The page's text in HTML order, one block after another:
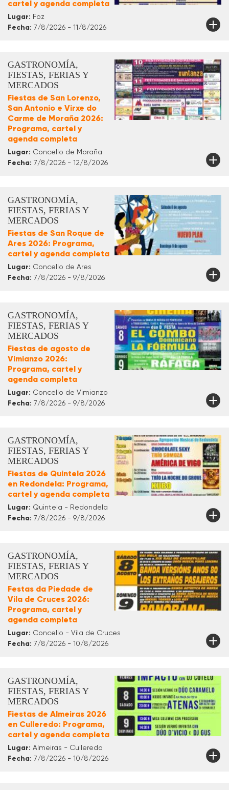
cartel y agenda completa
Lugar: Foz
Fecha: 7/8/2026 - 11/8/2026
GASTRONOMÍA,
FIESTAS, FERIAS Y
MERCADOS
Fiestas de San Lorenzo,
San Antonio e Virxe do
Carme de Moraña 2026:
Programa, cartel y
agenda completa
Lugar: Concello de Moraña
Fecha: 7/8/2026 - 12/8/2026
GASTRONOMÍA,
FIESTAS, FERIAS Y
MERCADOS
Fiestas de San Roque de
Ares 2026: Programa,
cartel y agenda completa
Lugar: Concello de Ares
Fecha: 7/8/2026 - 9/8/2026
GASTRONOMÍA,
FIESTAS, FERIAS Y
MERCADOS
Fiestas de agosto de
Vimianzo 2026:
Programa, cartel y
agenda completa
Lugar: Concello de Vimianzo
Fecha: 7/8/2026 - 9/8/2026
GASTRONOMÍA,
FIESTAS, FERIAS Y
MERCADOS
Fiestas de Quintela 2026
en Redondela: Programa,
cartel y agenda completa
Lugar: Quintela - Redondela
Fecha: 7/8/2026 - 9/8/2026
GASTRONOMÍA,
FIESTAS, FERIAS Y
MERCADOS
Festas da Piedade de
Vila de Cruces 2026:
Programa, cartel y
agenda completa
Lugar: Concello - Vila de Cruces
Fecha: 7/8/2026 - 10/8/2026
GASTRONOMÍA,
FIESTAS, FERIAS Y
MERCADOS
Fiestas de Almeiras 2026
en Culleredo: Programa,
cartel y agenda completa
Lugar: Almeiras - Culleredo
Fecha: 7/8/2026 - 10/8/2026